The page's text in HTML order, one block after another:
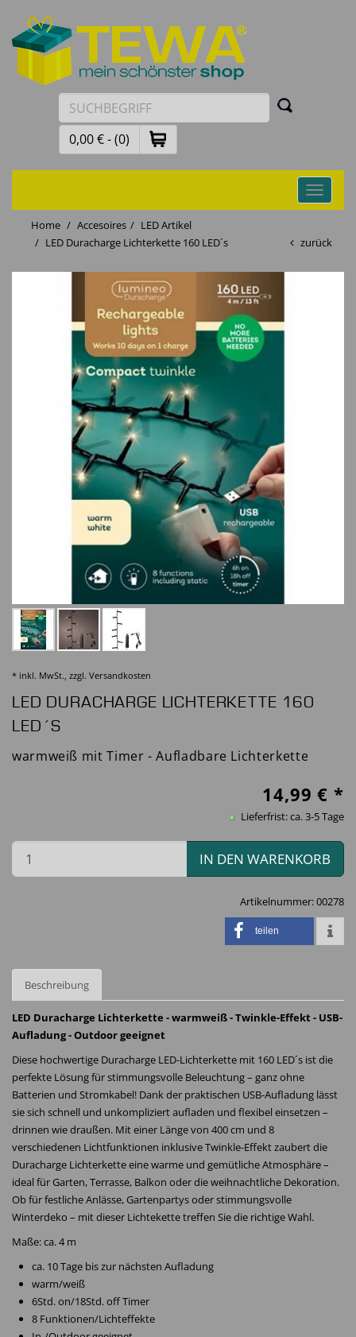
0,00 € - (0)
Toggle
Home
Accesoires
LED Artikel
LED Duracharge Lichterkette 160 LED´s
zurück
* inkl. MwSt., zzgl. Versandkosten
LED DURACHARGE LICHTERKETTE 160
LED´S
warmweiß mit Timer - Aufladbare Lichterkette
14,99 € *
Lieferfrist: ca. 3-5 Tage
IN DEN WARENKORB
Artikelnummer:00278
teilen
Beschreibung
LED Duracharge Lichterkette - warmweiß - Twinkle-Effekt - USB-
Aufladung - Outdoor geeignet
Diese hochwertige Duracharge LED-Lichterkette mit 160 LED´s ist die
perfekte Lösung für stimmungsvolle Beleuchtung – ganz ohne
Batterien und Stromkabel! Dank der praktischen USB-Aufladung lässt
sie sich schnell und unkompliziert aufladen und flexibel einsetzen –
drinnen wie draußen. Mit einer Länge von 400 cm und 8
verschiedenen Lichtfunktionen inklusive Twinkle-Effekt zaubert die
Duracharge Lichterkette eine warme und gemütliche Atmosphäre –
ideal für Garten, Terrasse, Balkon oder die weihnachtliche Dekoration.
Ob für festliche Anlässe, Gartenpartys oder stimmungsvolle
Winterdeko – mit dieser Lichtekette treffen Sie die richtige Wahl.
Maße: ca. 4 m
ca. 10 Tage bis zur nächsten Aufladung
warm/weiß
6Std. on/18Std. off Timer
8 Funktionen/Lichteffekte